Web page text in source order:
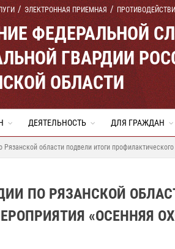
ЭЛЕКТРОННАЯ ПРИЕМНАЯ
ФЕДЕРАЛЬНОЙ
ГВАРДИИ
ОБЛАСТИ
ДЕЯТЕЛЬНОСТЬ ДЛЯ ГРАЖДАН
Рязанской области подвели итоги
ПО РЯЗАНСКОЙ
«ОСЕННЯЯ